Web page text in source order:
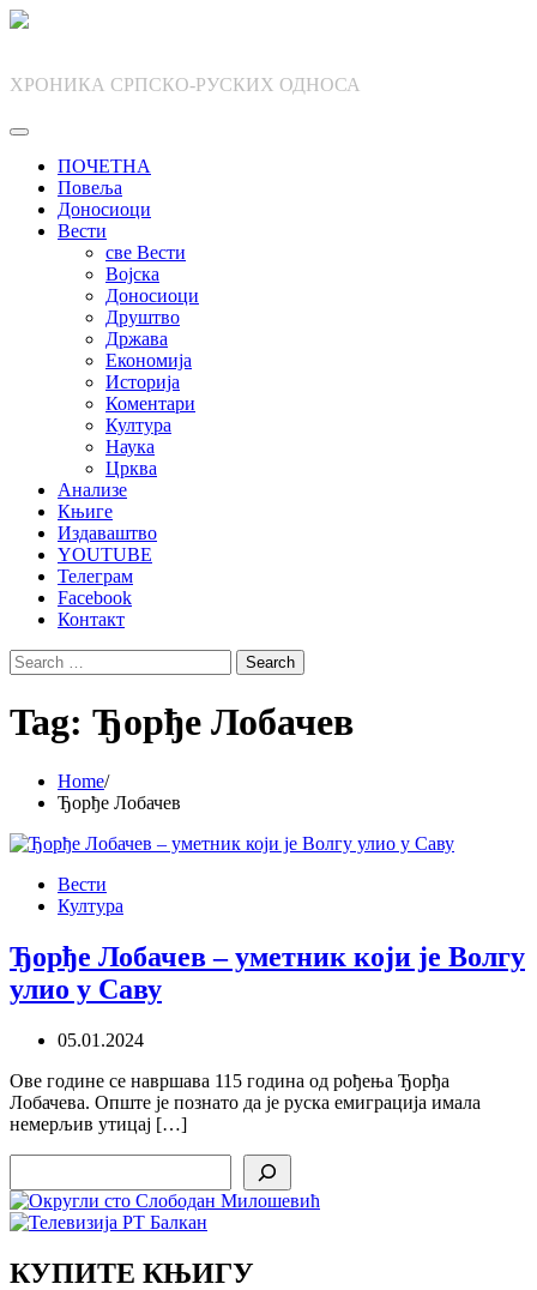
Skip
ХРОНИКА СРПСКО-РУСКИХ ОДНОСА
ПОЧЕТНА
Повеља
Доносиоци
Вести
све Вести
Војска
Доносиоци
Друштво
Држава
Економија
Историја
Коментари
Култура
Наука
Црква
Анализе
Књиге
Издаваштво
YOUTUBE
Телеграм
Facebook
Контакт
Search
for:
Tag: Ђорђе Лобачев
Home
Ђорђе Лобачев
Вести
Култура
Ђорђе Лобачев – уметник који је Волгу
улио у Саву
05.01.2024
Ове године се навршава 115 година од рођења Ђорђа
Лобачева. Опште је познато да је руска емиграција имала
немерљив утицај […]
КУПИТЕ КЊИГУ